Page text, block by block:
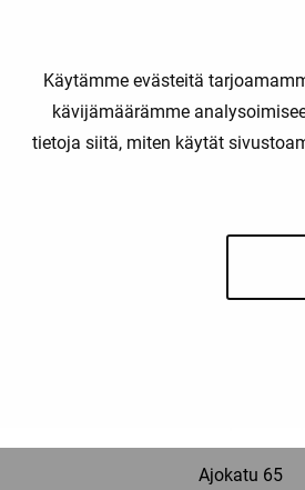
Käytämme evästeitä
kävijämäärämme
tietoja siitä, miten käytät
Ma-pe: 11-
40320
Ajokatu 65